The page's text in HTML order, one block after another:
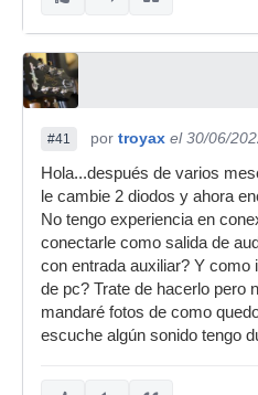
#41 por troyax el 30/06/
Hola...después de varios
le cambie 2 diodos y ahora
No tengo experiencia en
conectarle como salida de
con entrada auxiliar? Y como
de pc? Trate de hacerlo pero
mandaré fotos de como
escuche algún sonido tengo